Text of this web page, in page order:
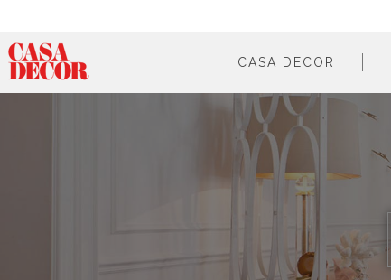
CASA DECOR
¿qué es?
en cifras
cómo participar
en los medios